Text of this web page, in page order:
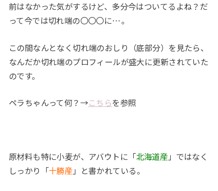
前はなかった気がするけど、多分今はついてるよね？だ
って今では切れ端の〇〇〇に…。
この間なんとなく切れ端のおしり（底部分）を見たら、
なんだか切れ端のプロフィールが盛大に更新されていた
のです。
ペラちゃんって何？→こちらを参照
原材料も特に小麦が、アバウトに「北海道産」ではなく
しっかり「十勝産」と書かれている。